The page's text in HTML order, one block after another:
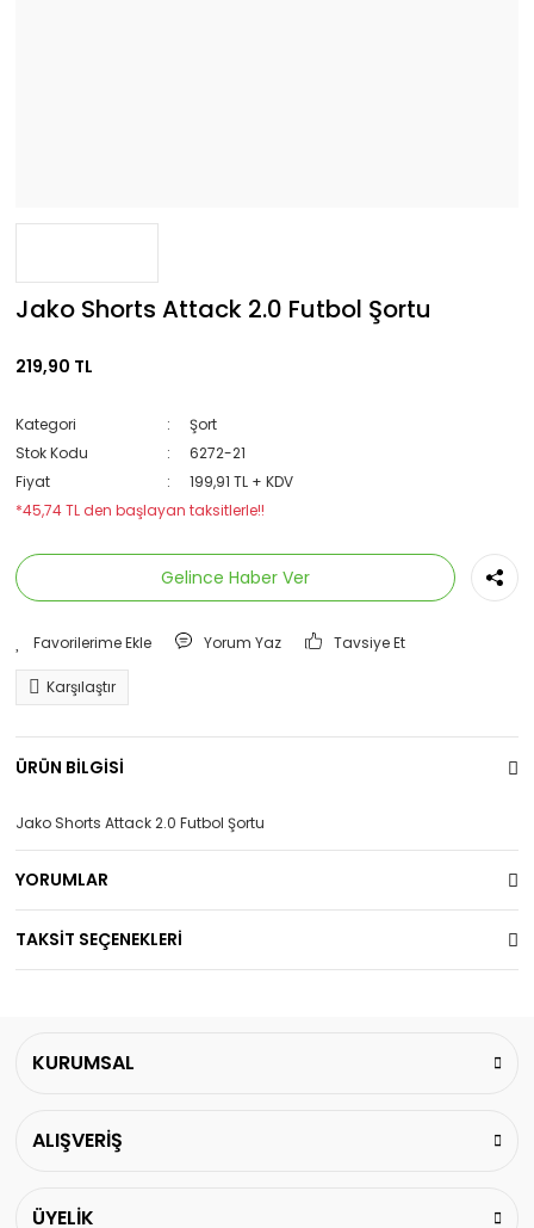
Jako Shorts Attack 2.0 Futbol Şortu
219,90 TL
Kategori
Şort
Stok Kodu
6272-21
Fiyat
199,91 TL + KDV
*45,74 TL den başlayan taksitlerle!!
Gelince Haber Ver
Yorum Yaz Tavsiye Et
Karşılaştır
ÜRÜN BİLGİSİ
Jako Shorts Attack 2.0 Futbol Şortu
YORUMLAR
TAKSİT SEÇENEKLERİ
KURUMSAL
ALIŞVERİŞ
ÜYELİK